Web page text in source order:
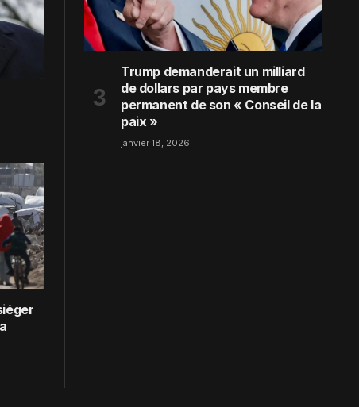
Trump demanderait un milliard
de dollars par pays membre
permanent de son « Conseil de la
paix »
janvier 18, 2026